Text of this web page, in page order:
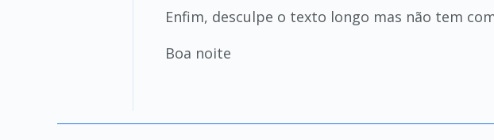
Enfim, desculpe o texto longo mas não tem
Boa noite